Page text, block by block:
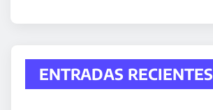
ENTRADAS RECIENTES